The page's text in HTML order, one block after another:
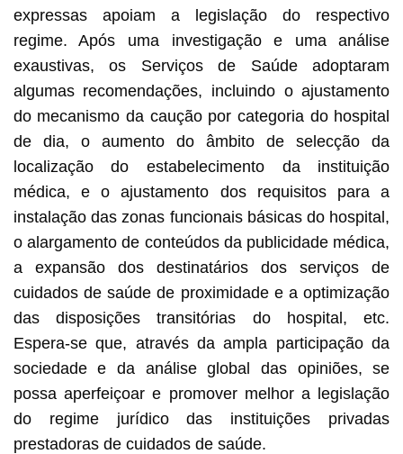
expressas apoiam a legislação do respectivo
regime. Após uma investigação e uma análise
exaustivas, os Serviços de Saúde adoptaram
algumas recomendações, incluindo o ajustamento
do mecanismo da caução por categoria do hospital
de dia, o aumento do âmbito de selecção da
localização do estabelecimento da instituição
médica, e o ajustamento dos requisitos para a
instalação das zonas funcionais básicas do hospital,
o alargamento de conteúdos da publicidade médica,
a expansão dos destinatários dos serviços de
cuidados de saúde de proximidade e a optimização
das disposições transitórias do hospital, etc.
Espera-se que, através da ampla participação da
sociedade e da análise global das opiniões, se
possa aperfeiçoar e promover melhor a legislação
do regime jurídico das instituições privadas
prestadoras de cuidados de saúde.